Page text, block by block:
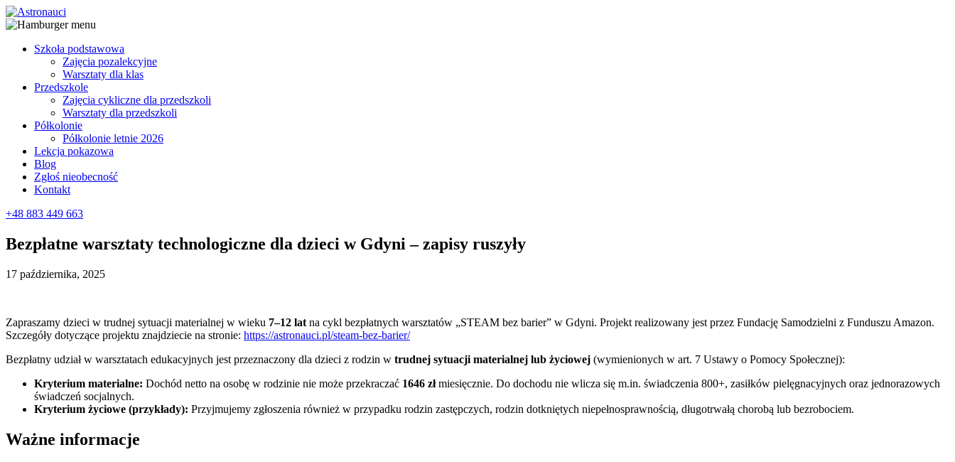
Szkoła podstawowa
Zajęcia pozalekcyjne
Warsztaty dla klas
Przedszkole
Zajęcia cykliczne dla przedszkoli
Warsztaty dla przedszkoli
Półkolonie
Półkolonie letnie 2026
Lekcja pokazowa
Blog
Zgłoś nieobecność
Kontakt
+48 883 449 663
Bezpłatne warsztaty technologiczne dla dzieci w Gdyni – zapisy ruszyły
17 października, 2025
Zapraszamy dzieci w trudnej sytuacji materialnej w wieku 7–12 lat na cykl bezpłatnych warsztatów „STEAM bez barier” w Gdyni. Projekt realizowany jest przez Fundację Samodzielni z Funduszu Amazon.
Szczegóły dotyczące projektu znajdziecie na stronie: https://astronauci.pl/steam-bez-barier/
Bezpłatny udział w warsztatach edukacyjnych jest przeznaczony dla dzieci z rodzin w trudnej sytuacji materialnej lub życiowej (wymienionych w art. 7 Ustawy o Pomocy Społecznej):
Kryterium materialne: Dochód netto na osobę w rodzinie nie może przekraczać 1646 złmiesięcznie. Do dochodu nie wlicza się m.in. świadczenia 800+, zasiłków pielęgnacyjnych oraz jednorazowych
świadczeń socjalnych.
Kryterium życiowe (przykłady): Przyjmujemy zgłoszenia również w przypadku rodzin zastępczych, rodzin dotkniętych niepełnosprawnością, długotrwałą chorobą lub bezrobociem.
Ważne informacje